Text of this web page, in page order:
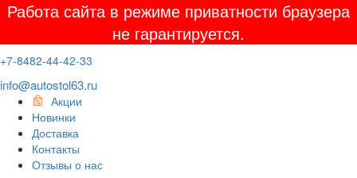
Работа сайта в режиме приватности браузера
не гарантируется.
+7-8482-44-42-33
info@autostol63.ru
Акции
Новинки
Доставка
Контакты
Отзывы о нас